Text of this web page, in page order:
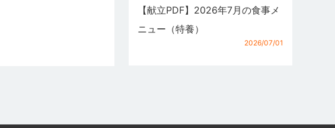
【献立PDF】2026年7月の食事メ
ニュー（特養）
2026/07/01